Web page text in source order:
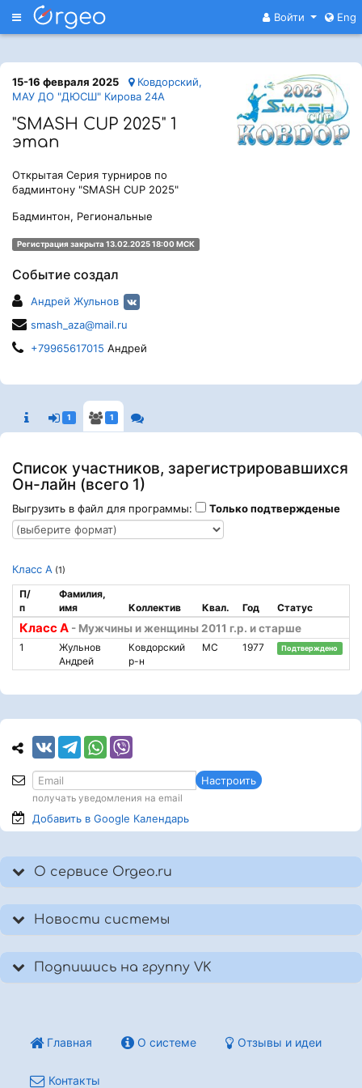
Меню Войти Eng
15-16 февраля 2025
Ковдорский,
МАУ ДО "ДЮСШ" Кирова 24А
"SMASH CUP 2025" 1
этап
Открытая Серия турниров по
бадминтону "SMASH CUP 2025"
Бадминтон, Региональные
Регистрация закрыта 13.02.2025 18:00 МСК
Событие создал
Андрей Жульнов
smash_aza@mail.ru
+79965617015 Андрей
1 1
Список участников, зарегистрировавшихся
Он-лайн (всего 1)
Выгрузить в файл для программы: Только подтвержденые
Класс А (1)
Класс А - Мужчины и женщины 2011 г.р. и старше
П/
п
Фамилия,
имя
Коллектив Квал. Год Статус
1
Жульнов
Андрей
Ковдорский
р-н
МС 1977 Подтверждено
Настроить
получать уведомления на email
Добавить в Google Календарь
О сервисе Orgeo.ru
Новости системы
Подпишись на группу VK
Главная О системе Отзывы и идеи
Контакты